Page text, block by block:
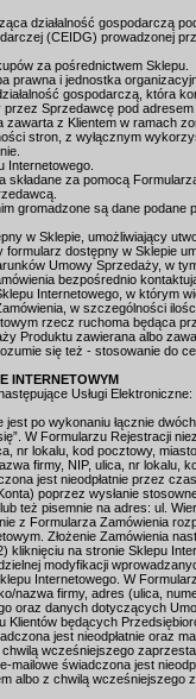
działalność gospodarczą
(CEIDG) prowadzonej
za pośrednictwem Sklepu.
prawna i jednostka
gospodarczą, która
Sprzedawcę pod
zawarta z Klientem w ramach
stron, z wyłącznym
Internetowego.
składane za pomocą
gromadzone są dane
w Sklepie, umożliwiający
dostępny w Sklepie
Umowy Sprzedaży, w
bezpośrednio
Internetowego, w którym
w szczególności
rzecz ruchoma będąca
Produktu zawierana albo
się też - stosowanie do
INTERNETOWYM
Usługi
po wykonaniu łącznie
W Formularzu Rejestracji
nr lokalu, kod pocztowy,
firmy, NIP, ulica, nr lokalu,
jest nieodpłatnie przez
poprzez wysłanie
też pisemnie na adres: ul.
z Formularza Zamówienia
Złożenie Zamówienia
kliknięciu na stronie Sklepu
modyfikacji
Internetowego. W
nazwa firmy, adres (ulica,
oraz danych dotyczących
Klientów będących
jest nieodpłatnie oraz
wcześniejszego
mailowe świadczona jest
albo z chwilą